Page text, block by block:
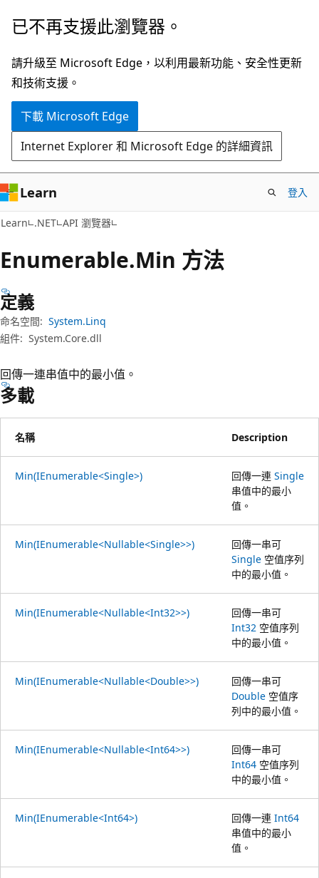
跳
主
要
內
跳
頁
面
內
覽
已不再支援此瀏覽器。
請升級至 Microsoft Edge，以利用最新功能、安全性更新
和技術支援。
下載 Microsoft Edge
Internet Explorer 和 Microsoft Edge 的詳細資訊
Learn 登入
Learn .NET API 瀏覽器
Enumerable.Min 方法
定義
命名空間: System.Linq
組件: System.Core.dll
回傳一連串值中的最小值。
多載
名稱 Description
Min(IEnumerable<Single>) 回傳一連 Single
串值中的最小
值。
Min(IEnumerable<Nullable<Single>>)
回傳一串可
Single 空值序列
中的最小值。
Min(IEnumerable<Nullable<Int32>>)
回傳一串可
Int32 空值序列
中的最小值。
Min(IEnumerable<Nullable<Double>>)
回傳一串可
Double 空值序
列中的最小值。
Min(IEnumerable<Nullable<Int64>>)
回傳一串可
Int64 空值序列
中的最小值。
Min(IEnumerable<Int64>) 回傳一連 Int64
串值中的最小
值。